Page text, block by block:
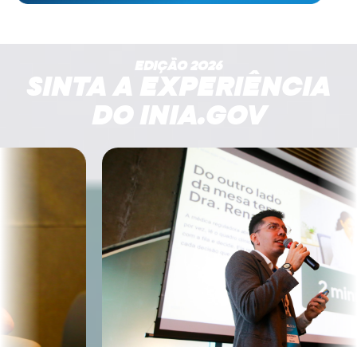
EDIÇÃO 2026
SINTA A EXPERIÊNCIA
DO INIA.GOV